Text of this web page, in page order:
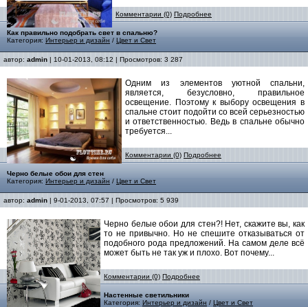
Комментарии (0) Подробнее
Как правильно подобрать свет в спальню?
Категория: Интерьер и дизайн / Цвет и Свет
автор: admin | 10-01-2013, 08:12 | Просмотров: 3 287
Одним из элементов уютной спальни,
является, безусловно, правильное
освещение. Поэтому к выбору освещения в
спальне стоит подойти со всей серьезностью
и ответственностью. Ведь в спальне обычно
требуется...
Комментарии (0) Подробнее
Черно белые обои для стен
Категория: Интерьер и дизайн / Цвет и Свет
автор: admin | 9-01-2013, 07:57 | Просмотров: 5 939
Черно белые обои для стен?! Нет, скажите вы, как
то не привычно. Но не спешите отказываться от
подобного рода предложений. На самом деле всё
может быть не так уж и плохо. Вот почему...
Комментарии (0) Подробнее
Настенные светильники
Категория: Интерьер и дизайн / Цвет и Свет